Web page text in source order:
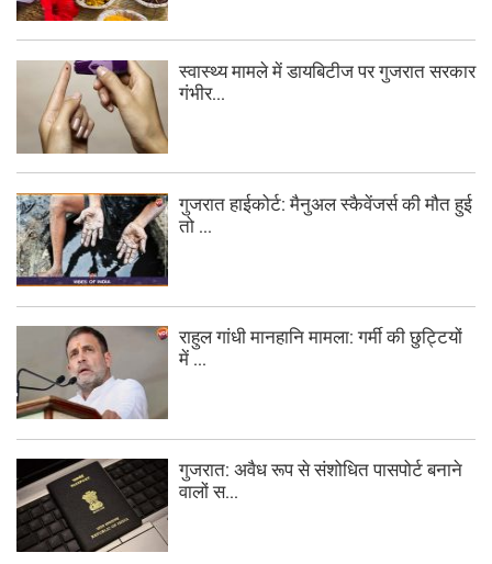
स्वास्थ्य मामले में डायबिटीज पर गुजरात सरकार
गंभीर...
गुजरात हाईकोर्ट: मैनुअल स्कैवेंजर्स की मौत हुई
तो ...
राहुल गांधी मानहानि मामला: गर्मी की छुट्टियों
में ...
गुजरात: अवैध रूप से संशोधित पासपोर्ट बनाने
वालों स...